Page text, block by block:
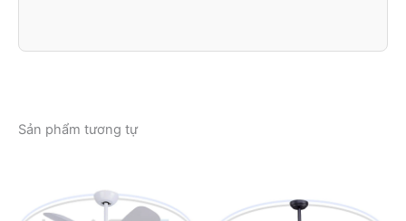
Sản phẩm tương tự